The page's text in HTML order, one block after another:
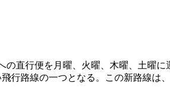
直行便を月曜、火曜、木曜、土曜
行路線の一つとなる。この新路線は